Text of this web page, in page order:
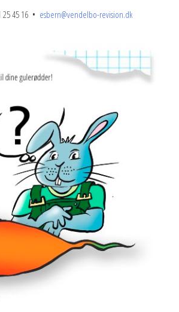
45 16 • esbern@vendelbo-revision.dk